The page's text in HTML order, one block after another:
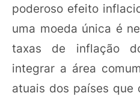
poderoso efeito
uma moeda única é
taxas de inflação
integrar a área
atuais dos países que